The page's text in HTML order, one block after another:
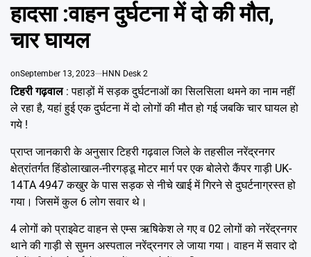
हादसा :वाहन दुर्घटना में दो की मौत,
चार घायल
onSeptember 13, 2023 HNN Desk 2
टिहरी गढ़वाल: पहाड़ों में सड़क दुर्घटनाओं का सिलसिला थमने का नाम नहीं
ले रहा है, यहां हुई एक दुर्घटना में दो लोगों की मौत हो गई जबकि चार घायल हो
गये !
प्राप्त जानकारी के अनुसार टिहरी गढ़वाल जिले के तहसील नरेंद्रनगर
क्षेत्रांतर्गत हिंडोलाखाल-नीरगड्डू मोटर मार्ग पर एक बोलेरो कैंपर गाड़ी UK-
14TA 4947 कखुर के पास सड़क से नीचे खाई में गिरने से दुघर्टनाग्रस्त हो
गया। जिसमें कुल 6 लोग सवार थे।
4 लोगों को प्राइवेट वाहन से एम्स ऋषिकेश ले गए व 02 लोगों को नरेंद्रनगर
थाने की गाड़ी से सुमन अस्पताल नरेंद्रनगर ले जाया गया। वाहन में सवार दो